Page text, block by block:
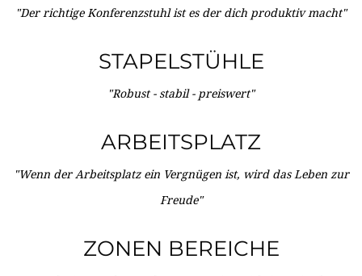
"Der richtige Konferenzstuhl ist es der dich produktiv macht"
STAPELSTÜHLE
"Robust - stabil - preiswert"
ARBEITSPLATZ
"Wenn der Arbeitsplatz ein Vergnügen ist, wird das Leben zur
Freude"
ZONEN BEREICHE